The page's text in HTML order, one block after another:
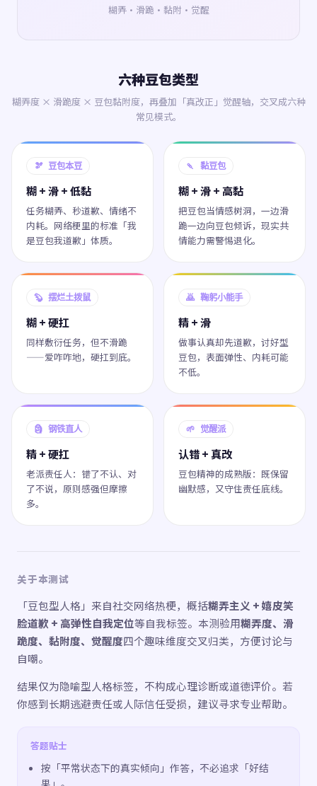
糊弄·滑跪·黏附·觉醒
六种豆包类型
糊弄度 × 滑跪度 × 豆包黏附度，再叠加「真改正」觉醒轴，交叉成六种
常见模式。
🫘 豆包本豆
糊 + 滑 + 低黏
任务糊弄、秒道歉、情绪不
内耗。网络梗里的标准「我
是豆包我道歉」体质。
🍡 黏豆包
糊 + 滑 + 高黏
把豆包当情感树洞，一边滑
跪一边向豆包倾诉，现实共
情能力需警惕退化。
🦫 摆烂土拨鼠
糊 + 硬扛
同样敷衍任务，但不滑跪
——爱咋咋地，硬扛到底。
🙇 鞠躬小能手
精 + 滑
做事认真却先道歉，讨好型
豆包，表面弹性、内耗可能
不低。
🗿 钢铁直人
精 + 硬扛
老派责任人：错了不认、对
了不说，原则感强但摩擦
多。
🌱 觉醒派
认错 + 真改
豆包精神的成熟版：既保留
幽默感，又守住责任底线。
关于本测试
「豆包型人格」来自社交网络热梗，概括糊弄主义 + 嬉皮笑
脸道歉 + 高弹性自我定位等自我标签。本测验用糊弄度、滑
跪度、黏附度、觉醒度四个趣味维度交叉归类，方便讨论与
自嘲。
结果仅为隐喻型人格标签，不构成心理诊断或道德评价。若
你感到长期逃避责任或人际信任受损，建议寻求专业帮助。
答题贴士
按「平常状态下的真实倾向」作答，不必追求「好结
果」。